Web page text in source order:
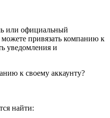
или официальный
привязать компанию к
уведомления и
к своему аккаунту?
найти: